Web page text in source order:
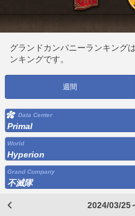
グランドカンパニーランキング
ンキングです。
週間
Data Center
Primal
World
Hyperion
Grand Company
不滅隊
2024/03/25